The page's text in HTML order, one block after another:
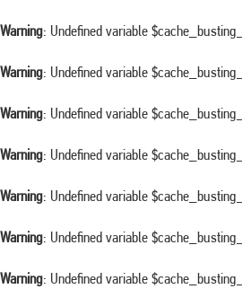
Warning: Undefined variable
Warning: Undefined variable
Warning: Undefined variable
Warning: Undefined variable
Warning: Undefined variable
Warning: Undefined variable
Warning: Undefined variable